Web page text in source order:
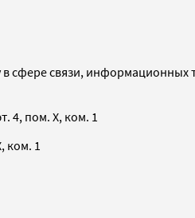
сфере связи,
4, пом. X, ком. 1
ком. 1